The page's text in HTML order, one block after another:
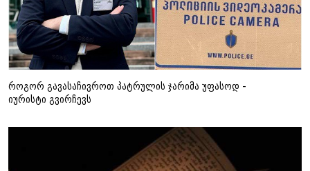
როგორ გავასაჩივროთ პატრულის ჯარიმა უფასოდ -
იურისტი გვირჩევს